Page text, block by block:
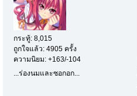
กระทู้: 8,015
ถูกใจแล้ว: 4905 ครั้ง
ความนิยม: +163/-104
...ร่องนมและซอกอก...